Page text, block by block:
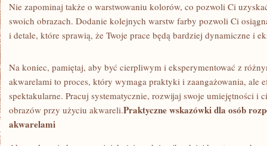
Nie zapominaj także o warstwowaniu ‍kolorów, co⁤ pozwoli Ci
swoich ​obrazach. Dodanie kolejnych warstw ​farby pozwoli ⁢Ci
i detale, które sprawią,​ że Twoje prace będą bardziej dynamiczne‍ i
Na koniec, pamiętaj, aby być cierpliwym i eksperymentować z
akwarelami to proces, który wymaga‍ praktyki i zaangażowania, ale
spektakularne. Pracuj systematycznie, rozwijaj swoje umiejętności i
obrazów‍ przy użyciu akwareli.Praktyczne wskazówki dla​ osób
akwarelami